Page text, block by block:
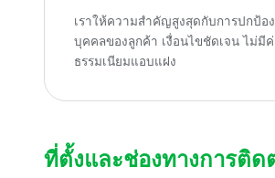
เราให้ความสำคัญสูงสุดกับการปกป้อ
บุคคลของลูกค้า เงื่อนไขชัดเจน ไม่มี
ธรรมเนียมแอบแฝง
ที่ตั้งและช่องทางการติด